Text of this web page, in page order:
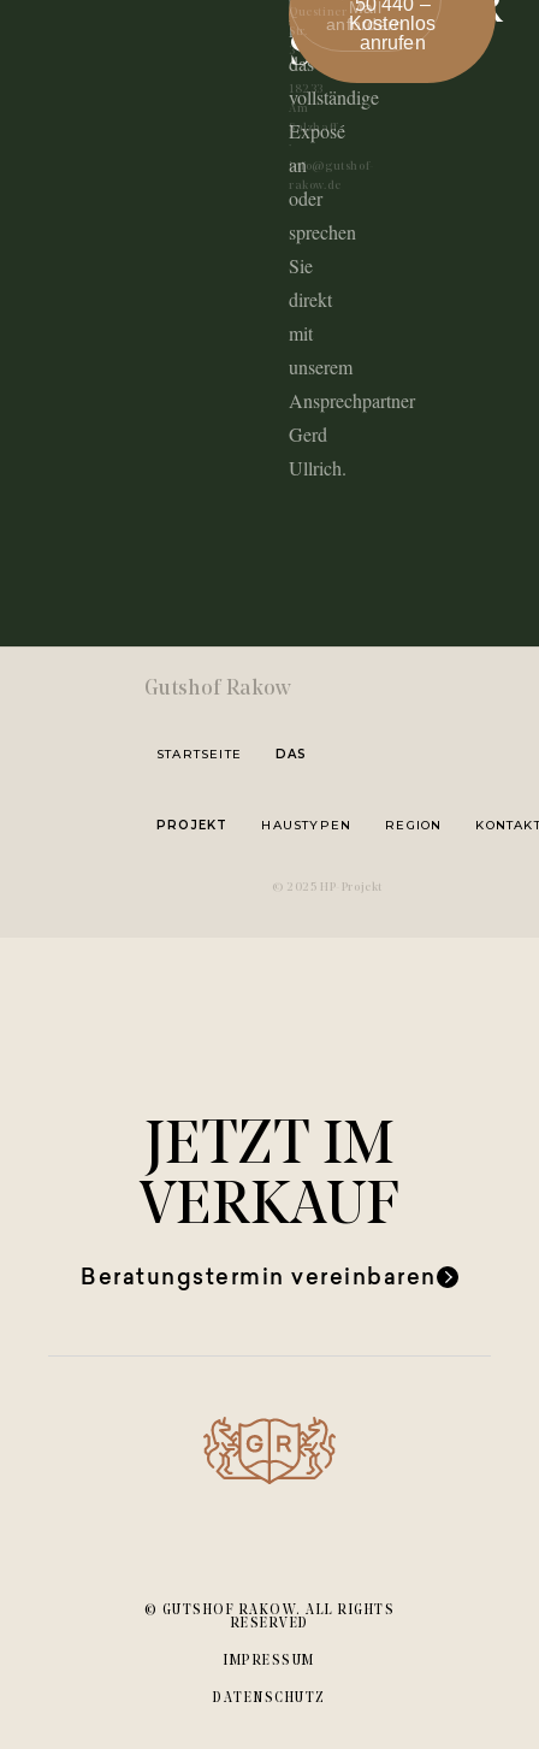
NÄCHSTER
SCHRITT.
kostenfrei
das
vollständige
Exposé
an
oder
sprechen
Sie
direkt
mit
unserem
Ansprechpartner
Gerd
Ullrich.
50 440 –
Kostenlos
anrufen
Mail
anfordern
Questiner
Str.
3
·
18233
Am
Salzhaff
·
info@gutshof-
rakow.de
Gutshof Rakow
STARTSEITE DAS
PROJEKT HAUSTYPEN REGION
© 2025 HP-Projekt
JETZT IM
VERKAUF
Beratungstermin vereinbaren
© GUTSHOF RAKOW. ALL RIGHTS
RESERVED
IMPRESSUM
DATENSCHUTZ